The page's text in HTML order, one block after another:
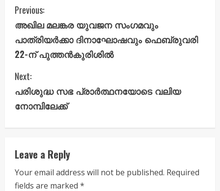
C
o
n
t
i
n
u
e
R
Previous:
അഖില മലങ്കര യുവജന സംഗമവും
പാത്രിയർക്കാ ദിനാഘോഷവും ഫെബ്രുവരി
22-ന് പുത്തൻകുരിശിൽ
Next:
പരിശുദ്ധ സഭ പ്രാർത്ഥനയോടെ വലിയ
നോമ്പിലേക്ക്
Leave a Reply
Your email address will not be published. Required
fields are marked *